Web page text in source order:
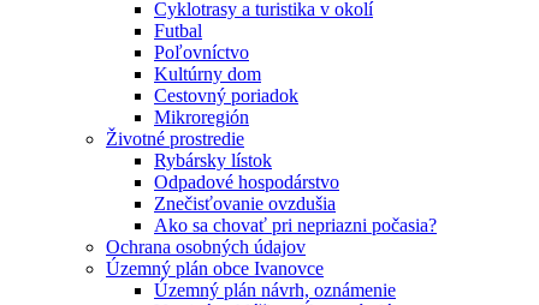
Cyklotrasy a turistika v okolí
Futbal
Poľovníctvo
Kultúrny dom
Cestovný poriadok
Mikroregión
Životné prostredie
Rybársky lístok
Odpadové hospodárstvo
Znečisťovanie ovzdušia
Ako sa chovať pri nepriazni počasia?
Ochrana osobných údajov
Územný plán obce Ivanovce
Územný plán návrh, oznámenie